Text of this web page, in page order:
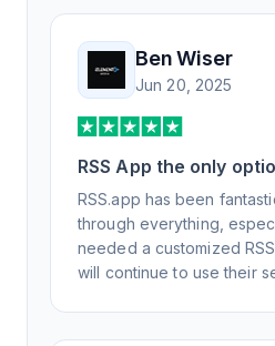
Ben Wiser
Jun 20, 2025
RSS App the only
generation
RSS.app has been
through everything,
needed a customized
will continue to use their